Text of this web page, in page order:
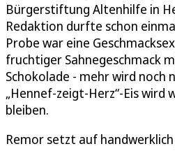
Bürgerstiftung Altenhilfe in
Redaktion durfte schon
Probe war eine
fruchtiger Sahnegeschmack
Schokolade - mehr wird noch
„Hennef-zeigt-Herz“-Eis wird
bleiben.
Remor setzt auf